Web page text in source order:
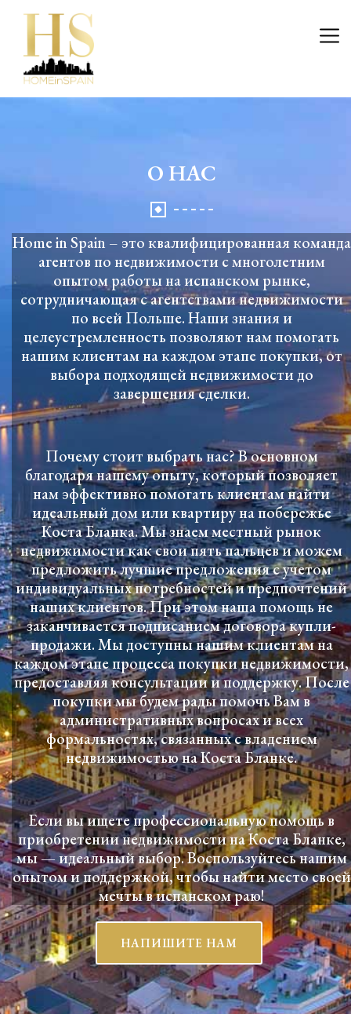
О НАС
Home in Spain – это квалифицированная команда
агентов по недвижимости с многолетним
опытом работы на испанском рынке,
сотрудничающая с агентствами недвижимости
по всей Польше. Наши знания и
целеустремленность позволяют нам помогать
нашим клиентам на каждом этапе покупки, от
выбора подходящей недвижимости до
завершения сделки.
Почему стоит выбрать нас? В основном
благодаря нашему опыту, который позволяет
нам эффективно помогать клиентам найти
идеальный дом или квартиру на побережье
Коста Бланка. Мы знаем местный рынок
недвижимости как свои пять пальцев и можем
предложить лучшие предложения с учетом
индивидуальных потребностей и предпочтений
наших клиентов. При этом наша помощь не
заканчивается подписанием договора купли-
продажи. Мы доступны нашим клиентам на
каждом этапе процесса покупки недвижимости,
предоставляя консультации и поддержку. После
покупки мы будем рады помочь Вам в
административных вопросах и всех
формальностях, связанных с владением
недвижимостью на Коста Бланке.
Если вы ищете профессиональную помощь в
приобретении недвижимости на Коста Бланке,
мы — идеальный выбор. Воспользуйтесь нашим
опытом и поддержкой, чтобы найти место своей
мечты в испанском раю!
НАПИШИТЕ НАМ